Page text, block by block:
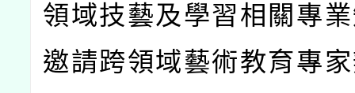
領域技藝及學習相關專
邀請跨領域藝術教育專